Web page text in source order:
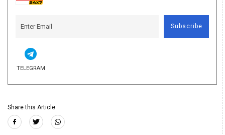
Subscribe
TELEGRAM
Share this Article